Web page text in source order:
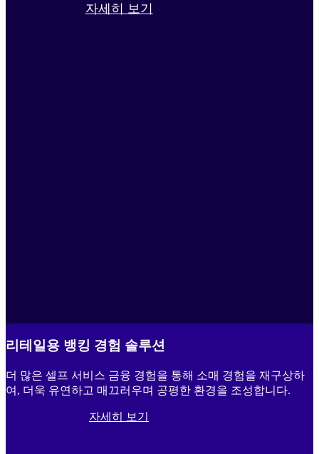
자세히 보기
리테일용 뱅킹 경험 솔루션
더 많은 셀프 서비스 금융 경험을 통해 소매 경험을 재구상하
여, 더욱 유연하고 매끄러우며 공평한 환경을 조성합니다.
자세히 보기